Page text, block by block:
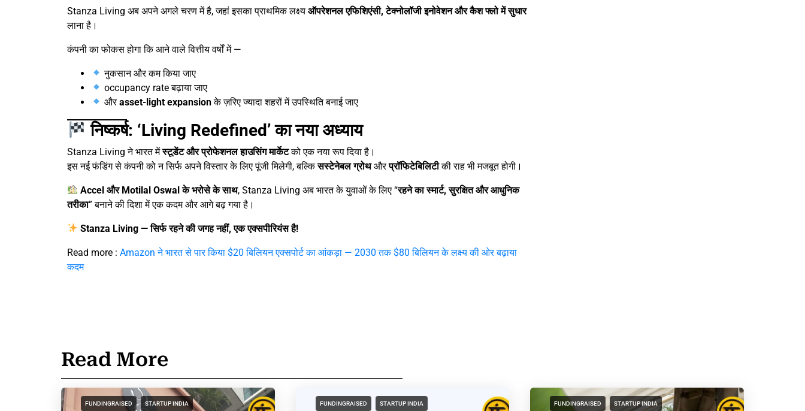
Stanza Living अब अपने अगले चरण में है, जहां इसका प्राथमिक लक्ष्य ऑपरेशनल एफिशिएंसी, टेक्नोलॉजी इनोवेशन और कैश फ्लो में सुधार
लाना है।
कंपनी का फोकस होगा कि आने वाले वित्तीय वर्षों में —
नुकसान और कम किया जाए
occupancy rate बढ़ाया जाए
औरasset-light expansionके ज़रिए ज्यादा शहरों में उपस्थिति बनाई जाए
निष्कर्ष: ‘Living Redefined’ का नया अध्याय
Stanza Living ने भारत मेंस्टूडेंट और प्रोफेशनल हाउसिंग मार्केटको एक नया रूप दिया है।
इस नई फंडिंग से कंपनी को न सिर्फ अपने विस्तार के लिए पूंजी मिलेगी, बल्किसस्टेनेबल ग्रोथऔरप्रॉफिटेबिलिटीकी राह भी मजबूत होगी।
Accel और Motilal Oswal के भरोसे के साथ, Stanza Living अब भारत के युवाओं के लिए “रहने का स्मार्ट, सुरक्षित और आधुनिक
तरीका” बनाने की दिशा में एक कदम और आगे बढ़ गया है।
Stanza Living — सिर्फ रहने की जगह नहीं, एक एक्सपीरियंस है!
Read more : Amazon ने भारत से पार किया $20 बिलियन एक्सपोर्ट का आंकड़ा — 2030 तक $80 बिलियन के लक्ष्य की ओर बढ़ाया
कदम
Read More
FUNDINGRAISED STARTUP INDIA FUNDINGRAISED STARTUP INDIA FUNDINGRAISED STARTUP INDIA